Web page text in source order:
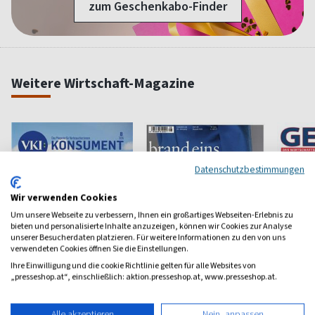
zum Geschenkabo-Finder
Weitere Wirtschaft-Magazine
Datenschutzbestimmungen
Wir verwenden Cookies
Um unsere Webseite zu verbessern, Ihnen ein großartiges Webseiten-Erlebnis zu
bieten und personalisierte Inhalte anzuzeigen, können wir Cookies zur Analyse
unserer Besucherdaten platzieren. Für weitere Informationen zu den von uns
verwendeten Cookies öffnen Sie die Einstellungen.
Ihre Einwilligung und die cookie Richtlinie gelten für alle Websites von
„presseshop.at“, einschließlich: aktion.presseshop.at, www.presseshop.at.